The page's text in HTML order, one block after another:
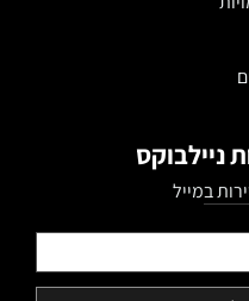
ניילבוקס
במייל